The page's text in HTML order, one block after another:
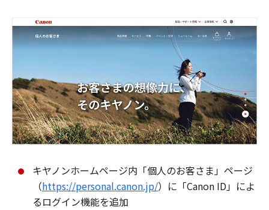
キヤノンホームページ内「個人のお客さま」ページ
（https://personal.canon.jp/）に「Canon ID」によ
るログイン機能を追加